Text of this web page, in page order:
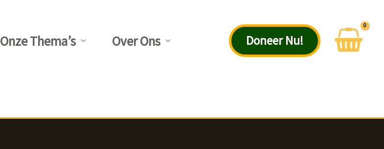
Onze Thema’s Over Ons Doneer Nu!